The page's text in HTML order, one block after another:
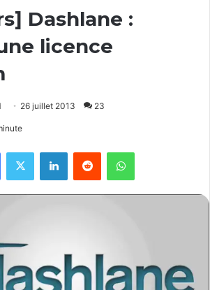
Dashlane :
licence
26 juillet 2013 23